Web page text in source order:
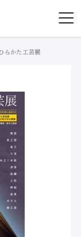
らかた工芸展